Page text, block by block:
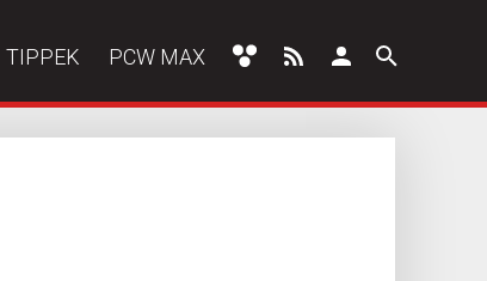
TIPPEK PCW MAX